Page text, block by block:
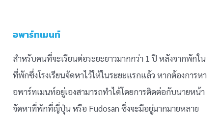
อพาร์ทเมนท์
สำหรับคนที่จะเรียนต่อระยะยาวมากกว่า 1 ปี หลังจากพักใน
ที่พักซึ่งโรงเรียนจัดหาไว้ให้ในระยะแรกแล้ว หากต้องการหา
อพาร์ทเมนท์อยู่เองสามารถทำได้โดยการติดต่อกับนายหน้า
จัดหาที่พักที่ญี่ปุ่น หรือ Fudosan ซึ่งจะมีอยู่มากมายหลาย